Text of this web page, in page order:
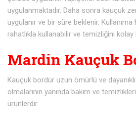
uygulanmaktadır. Daha sonra kauçuk
uygulanır ve bir süre beklenir.
rahatlıkla kullanabilir ve temizliğini
Mardin Kauçuk
Kauçuk bordür uzun ömürlü ve
olmalarının yanında bakım ve
ürünlerdir.